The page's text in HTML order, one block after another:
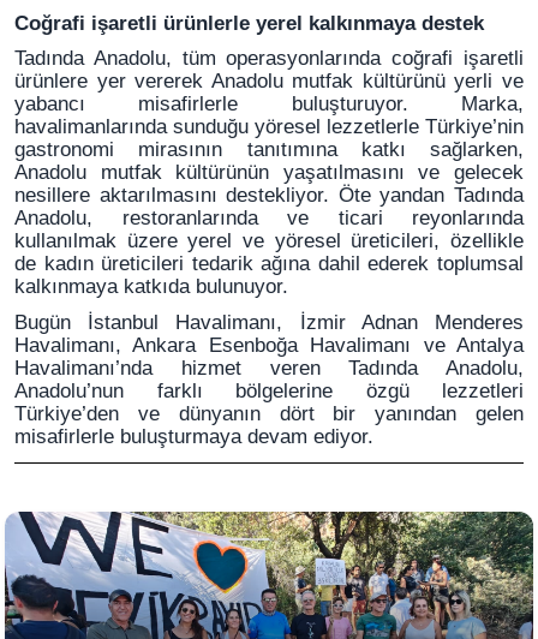
Coğrafi işaretli ürünlerle yerel kalkınmaya destek
Tadında Anadolu, tüm operasyonlarında coğrafi işaretli
ürünlere yer vererek Anadolu mutfak kültürünü yerli ve
yabancı misafirlerle buluşturuyor. Marka,
havalimanlarında sunduğu yöresel lezzetlerle Türkiye’nin
gastronomi mirasının tanıtımına katkı sağlarken,
Anadolu mutfak kültürünün yaşatılmasını ve gelecek
nesillere aktarılmasını destekliyor. Öte yandan Tadında
Anadolu, restoranlarında ve ticari reyonlarında
kullanılmak üzere yerel ve yöresel üreticileri, özellikle
de kadın üreticileri tedarik ağına dahil ederek toplumsal
kalkınmaya katkıda bulunuyor.
Bugün İstanbul Havalimanı, İzmir Adnan Menderes
Havalimanı, Ankara Esenboğa Havalimanı ve Antalya
Havalimanı’nda hizmet veren Tadında Anadolu,
Anadolu’nun farklı bölgelerine özgü lezzetleri
Türkiye’den ve dünyanın dört bir yanından gelen
misafirlerle buluşturmaya devam ediyor.